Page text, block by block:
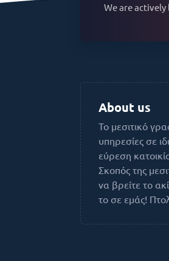
We are
About us
Το μεσιτικό
υπηρεσίες σε
εύρεση
Σκοπός της
να βρείτε το
το σε εμάς!